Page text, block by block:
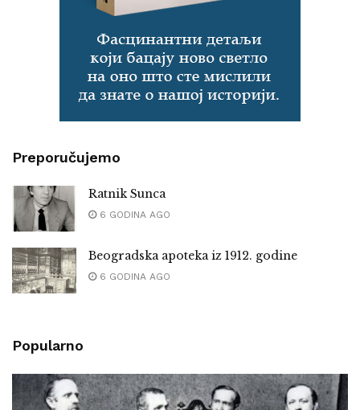
Preporučujemo
Ratnik Sunca
6 GODINA AGO
Beogradska apoteka iz 1912. godine
6 GODINA AGO
Popularno